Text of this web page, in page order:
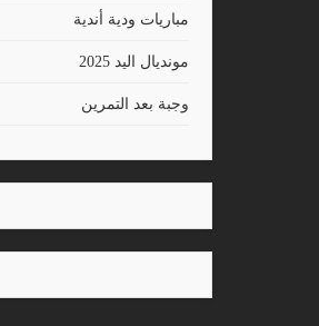
مباريات ودية أندية
مونديال اليد 2025
وجبة بعد التمرين